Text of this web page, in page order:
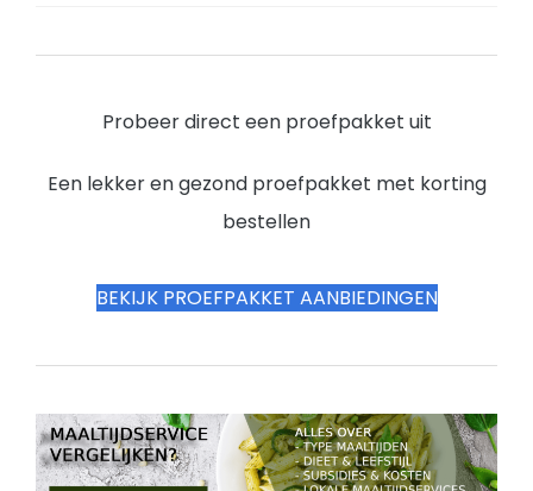
Probeer direct een proefpakket uit
Een lekker en gezond proefpakket met korting
bestellen
BEKIJK PROEFPAKKET AANBIEDINGEN